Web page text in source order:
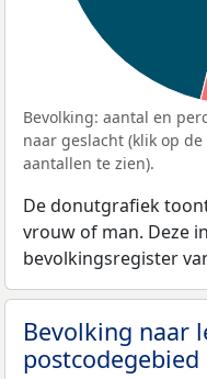
Bevolking: aantal en
naar geslacht (klik op
aantallen te zien).
De donutgrafiek
vrouw of man. Deze
bevolkingsregister
Bevolking naar
postcodegebied